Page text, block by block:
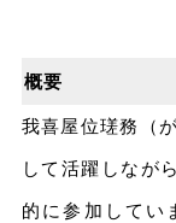
概要
我喜屋位瑳務（
して活躍しなが
的に参加してい